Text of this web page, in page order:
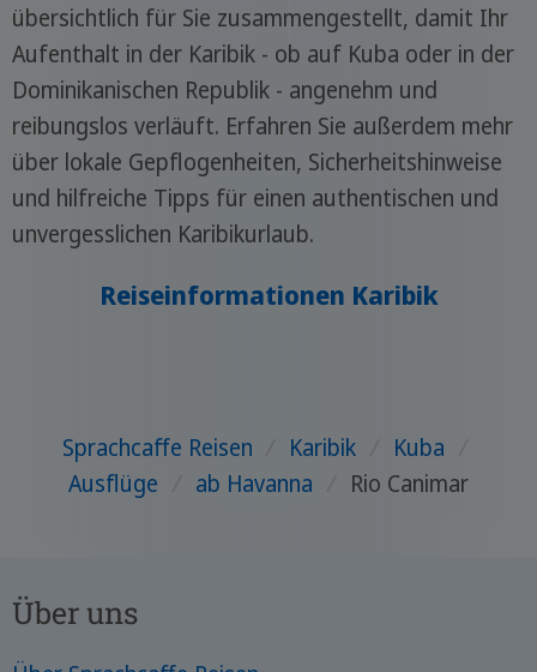
übersichtlich für Sie zusammengestellt, damit Ihr
Aufenthalt in der Karibik - ob auf Kuba oder in der
Dominikanischen Republik - angenehm und
reibungslos verläuft. Erfahren Sie außerdem mehr
über lokale Gepflogenheiten, Sicherheitshinweise
und hilfreiche Tipps für einen authentischen und
unvergesslichen Karibikurlaub.
Reiseinformationen Karibik
Sprachcaffe Reisen Karibik Kuba
Ausflüge
ab Havanna Rio Canimar
Über uns